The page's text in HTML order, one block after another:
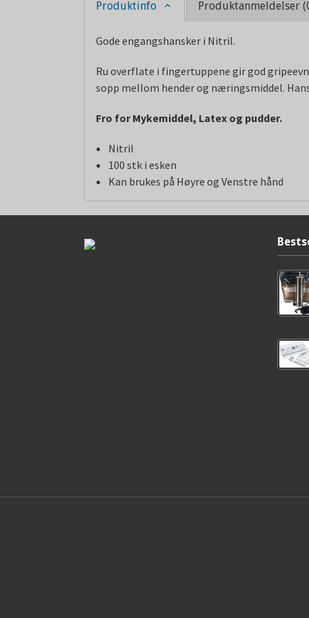
Produktinfo Produktanmeldelser
Gode engangshansker i Nitril.
Ru overflate i fingertuppene gir god
sopp mellom hender og næringsmiddel.
Fro for Mykemiddel, Latex og pudder.
Nitril
100 stk i esken
Kan brukes på Høyre og Venstre hånd